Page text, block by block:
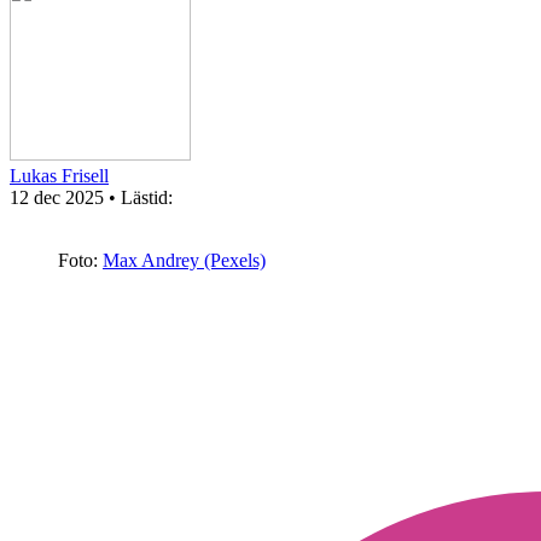
Lukas Frisell
12 dec 2025 • Lästid:
Foto: Max Andrey (Pexels)